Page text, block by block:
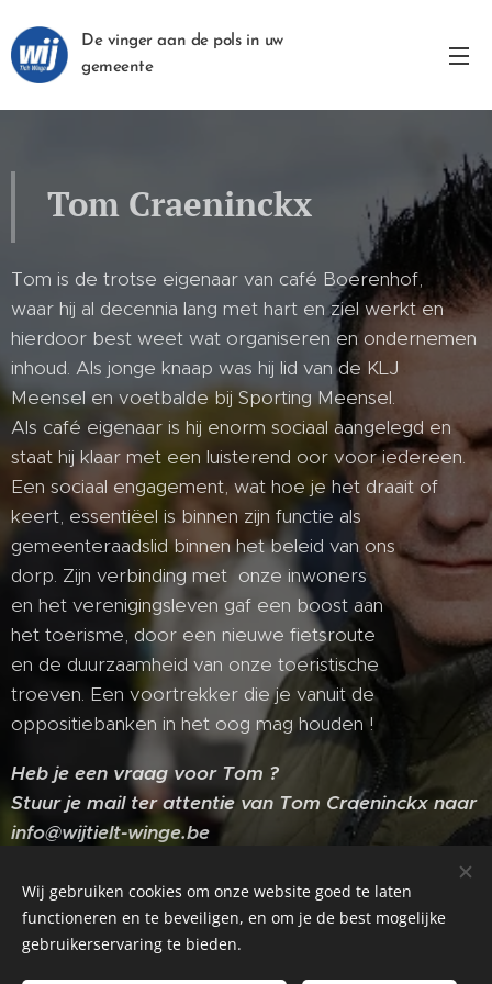
De vinger aan de pols in uw
gemeente
Tom Craeninckx
Tom is de trotse eigenaar van café Boerenhof,
waar hij al decennia lang met hart en ziel werkt en
hierdoor best weet wat organiseren en ondernemen
inhoud. Als jonge knaap was hij lid van de KLJ
Meensel en voetbalde bij Sporting Meensel.
Als café eigenaar is hij enorm sociaal aangelegd en
staat hij klaar met een luisterend oor voor iedereen.
Een sociaal engagement, wat hoe je het draait of
keert, essentiëel is binnen zijn functie als
gemeenteraadslid binnen het beleid van ons
dorp. Zijn verbinding met onze inwoners
en het verenigingsleven gaf een boost aan
het toerisme, door een nieuwe fietsroute
en de duurzaamheid van onze toeristische
troeven. Een voortrekker die je vanuit de
oppositiebanken in het oog mag houden !
Heb je een vraag voor Tom ?
Stuur je mail ter attentie van Tom Craeninckx naar
info@wijtielt-winge.be
Wij gebruiken cookies om onze website goed te laten
functioneren en te beveiligen, en om je de best mogelijke
gebruikerservaring te bieden.